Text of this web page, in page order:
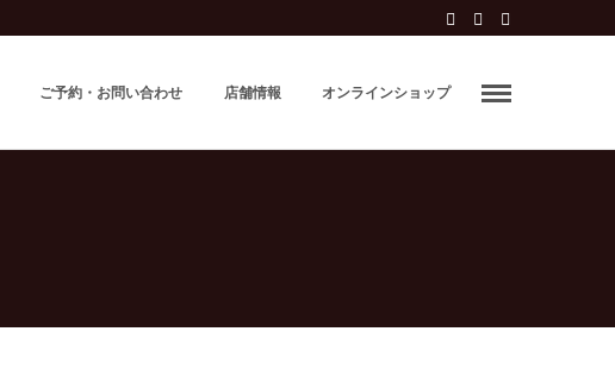
ご予約・お問い合わせ 店舗情報 オンラインショップ